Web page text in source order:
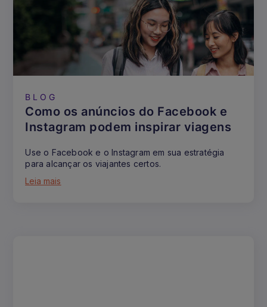
BLOG
Como os anúncios do Facebook e
Instagram podem inspirar viagens
Use o Facebook e o Instagram em sua estratégia
para alcançar os viajantes certos.
Leia mais